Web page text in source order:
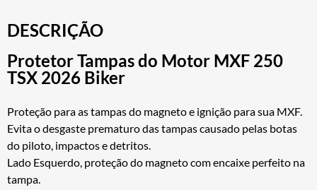
DESCRIÇÃO
Protetor Tampas do Motor MXF 250
TSX 2026 Biker
Proteção para as tampas do magneto e ignição para sua MXF.
Evita o desgaste prematuro das tampas causado pelas botas
do piloto, impactos e detritos.
Lado Esquerdo, proteção do magneto com encaixe perfeito na
tampa.